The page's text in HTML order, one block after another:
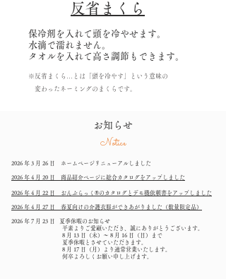
反省まくら
保冷剤を入れて頭を冷やせます。
水滴で濡れません。
​タオルを入れて高さ調節もできます。
※反省まくら…とは「頭を冷やす」という意味の
変わったネーミングのまくらです。
お知らせ
Notice
2026 年 3 月 26 日 ホームページリニューアルしました
2026 年 4 月 20 日 商品紹介ページに総合カタログをアップしました
2026 年 4 月 22 日 おんぶらっく®のカタログとデモ機依頼書をアップしました
2026 年 4 月 27 日 春夏向けの介護衣服ができあがりました（数量限定品）
2026 年 7 月 23 日
夏季休暇のお知らせ
平素よりご愛顧いただき、誠にありがとうございます。
8 月 13 日（木）～ 8 月 16 日（日）まで
夏季休暇とさせていただきます。
8 月 17 日（月）より通常営業いたします。
何卒よろしくお願い申し上げます。